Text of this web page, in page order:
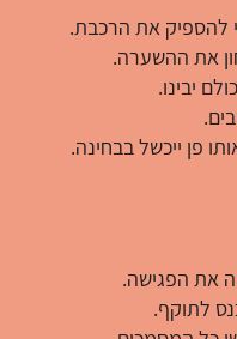
להספיק את הרכבת.
את ההשערה.
יבינו.
פן ייכשל בבחינה.
את הפגישה.
לתוקף.